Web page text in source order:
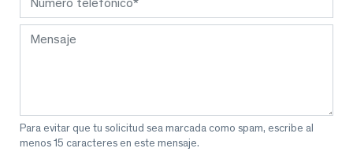
Para evitar que tu solicitud sea marcada como spam, escribe al
menos 15 caracteres en este mensaje.